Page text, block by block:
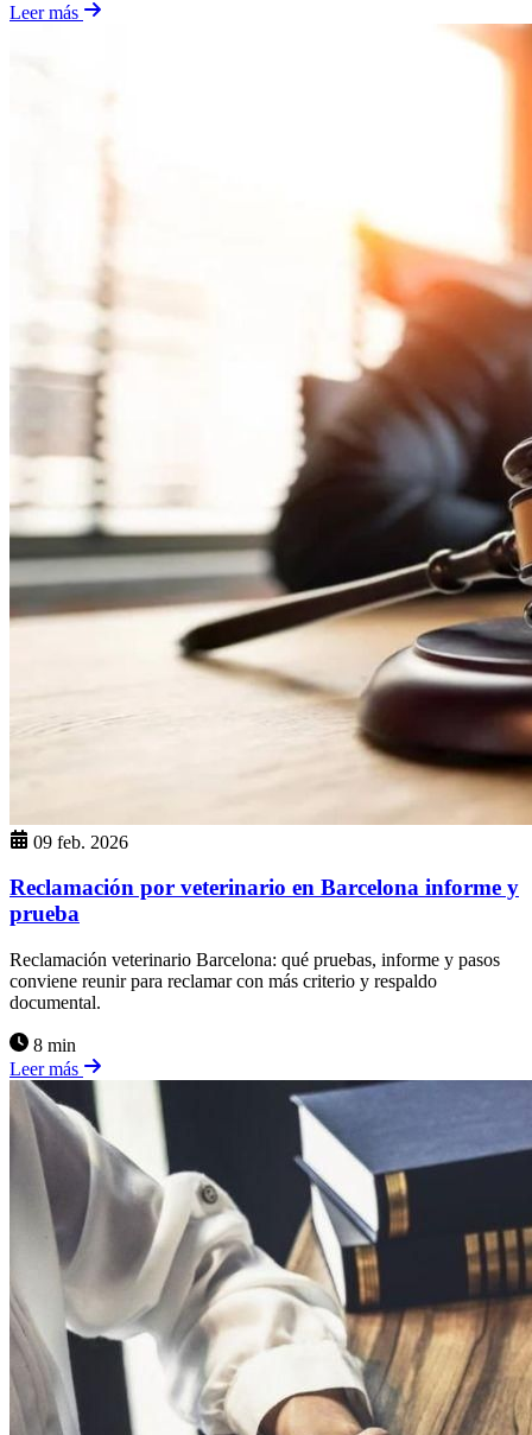
Leer más
09 feb. 2026
Reclamación por veterinario en Barcelona informe y
prueba
Reclamación veterinario Barcelona: qué pruebas, informe y pasos
conviene reunir para reclamar con más criterio y respaldo
documental.
8 min
Leer más